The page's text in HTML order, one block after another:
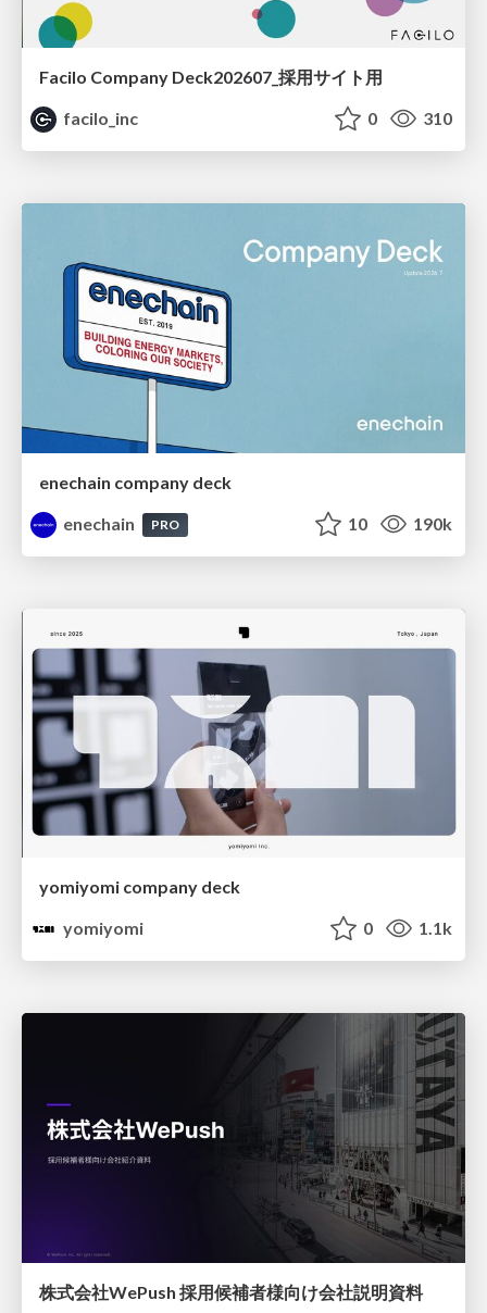
Facilo Company Deck202607_採用サイト用
facilo_inc
0 310
enechain company deck
enechain
PRO 10 190k
yomiyomi company deck
yomiyomi
0 1.1k
株式会社WePush 採用候補者様向け会社説明資料